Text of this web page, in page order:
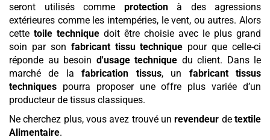
seront utilisés comme protectionà des agressions
extérieures comme les intempéries, le vent, ou autres. Alors
cette toile technique doit être choisie avec le plus grand
soin par son fabricant tissu technique pour que celle-ci
réponde au besoin d'usage technique du client. Dans le
marché de lafabrication tissus, un fabricant tissus
techniques pourra proposer une offre plus variée d’un
producteur de tissus classiques.
Ne cherchez plus, vous avez trouvé unrevendeur detextile
Alimentaire.